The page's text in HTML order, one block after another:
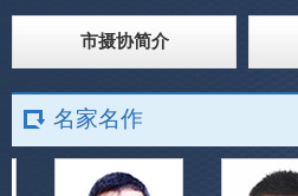
市摄协简介
名家名作